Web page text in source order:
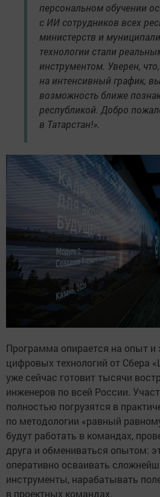
персональном обучении
с ИИ сотрудников всех
министерств и
технологии стали
инструментом. Уверен,
на интенсивный график,
возможность ближе
республикой. Добро
в Татарстан!».
Программа опирается на опыт и
цифровых технологий от Сбера
уже сейчас готовит тысячи
инженеров по всей России.
полностью погрузятся в
по методологии «равный
будут работать в командах,
друга и обмениваться опытом:
оперативно осваивать
инструменты, нарабатывать
в проектных командах.